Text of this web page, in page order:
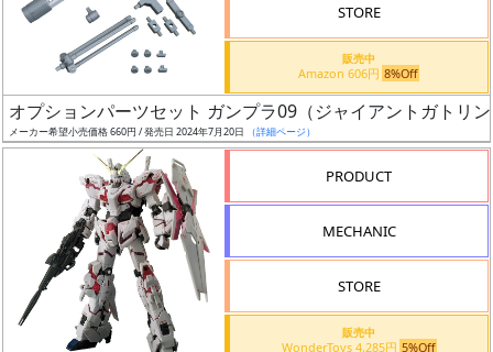
ー
タ
ー
（β）
STORE
販売中
Amazon 606円 8%Off
オプションパーツセット ガンプラ09（ジャイアントガトリ
メーカー希望小売価格 660円 / 発売日 2024年7月20日 （詳細ページ）
PRODUCT
MECHANIC
STORE
販売中
WonderToys 4,285円 5%Off